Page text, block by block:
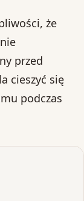
że
przed
cieszyć się
podczas